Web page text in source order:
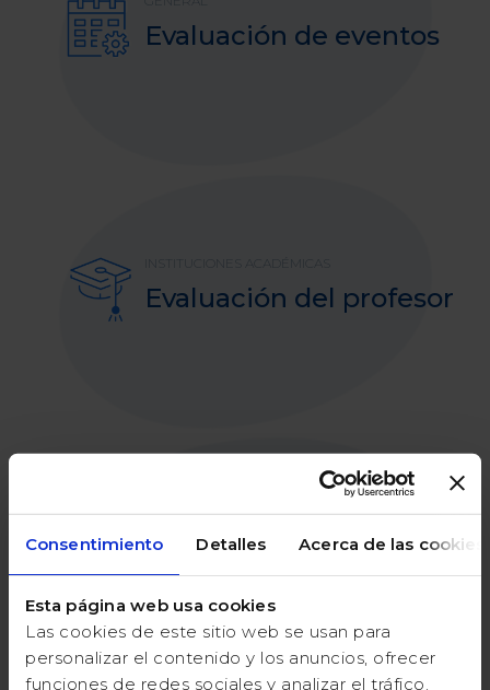
Consentimiento Detalles Acerca de las cookies
Esta página web usa cookies
Las cookies de este sitio web se usan para
personalizar el contenido y los anuncios, ofrecer
funciones de redes sociales y analizar el tráfico.
Evaluación de eventos
Evaluación del profesor
Familiares y amigos